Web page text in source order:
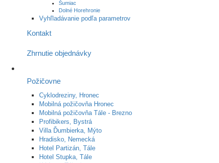
Šumiac
Dolné Horehronie
Vyhľladávanie podľa parametrov
Kontakt
Zhrnutie objednávky
Požičovne
Cyklodreziny, Hronec
Mobilná požičovňa Hronec
Mobilná požičovňa Tále - Brezno
Profibikers, Bystrá
Villa Ďumbierka, Mýto
Hradisko, Nemecká
Hotel Partizán, Tále
Hotel Stupka, Tále